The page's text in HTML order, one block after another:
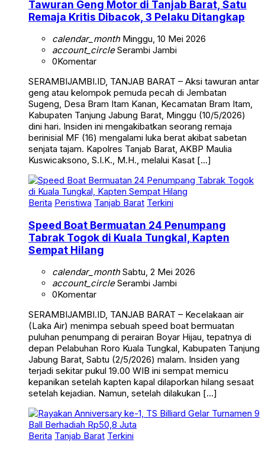
Remaja Kritis Dibacok, 3 Pelaku Ditangkap
account_circleSerambi Jambi
0Komentar
geng atau kelompok pemuda pecah di Jembatan
Sugeng, Desa Bram Itam Kanan, Kecamatan Bram Itam,
Kabupaten Tanjung Jabung Barat, Minggu (10/5/2026)
dini hari. Insiden ini mengakibatkan seorang remaja
berinisial MF (16) mengalami luka berat akibat sabetan
senjata tajam. Kapolres Tanjab Barat, AKBP Maulia
Kuswicaksono, S.I.K., M.H., melalui Kasat […]
Berita Peristiwa Tanjab Barat Terkini
Tabrak Togok di Kuala Tungkal, Kapten
Sempat Hilang
account_circleSerambi Jambi
0Komentar
(Laka Air) menimpa sebuah speed boat bermuatan
puluhan penumpang di perairan Boyar Hijau, tepatnya di
depan Pelabuhan Roro Kuala Tungkal, Kabupaten Tanjung
Jabung Barat, Sabtu (2/5/2026) malam. Insiden yang
terjadi sekitar pukul 19.00 WIB ini sempat memicu
kepanikan setelah kapten kapal dilaporkan hilang sesaat
setelah kejadian. Namun, setelah dilakukan […]
Berita Tanjab Barat Terkini